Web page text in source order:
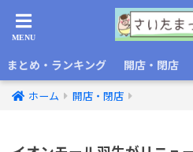
まとめ・ランキング 開店・閉店
ホーム 開店・閉店